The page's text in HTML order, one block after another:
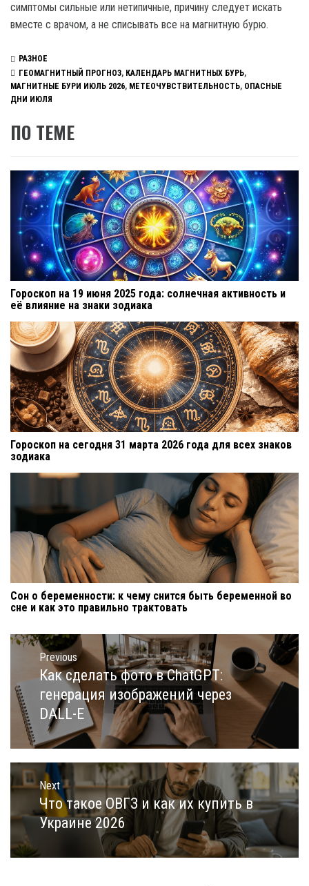
симптомы сильные или нетипичные, причину следует искать
вместе с врачом, а не списывать все на магнитную бурю.
РАЗНОЕ
ГЕОМАГНИТНЫЙ ПРОГНОЗ, КАЛЕНДАРЬ МАГНИТНЫХ БУРЬ,
МАГНИТНЫЕ БУРИ ИЮЛЬ 2026, МЕТЕОЧУВСТВИТЕЛЬНОСТЬ, ОПАСНЫЕ
ДНИ ИЮЛЯ
ПО ТЕМЕ
Гороскоп на 19 июня 2025 года: солнечная активность и
её влияние на знаки зодиака
Гороскоп на сегодня 31 марта 2026 года для всех знаков
зодиака
Сон о беременности: к чему снится быть беременной во
сне и как это правильно трактовать
Навигация
записям
Previous
Previous
post:
Как сделать фото в ChatGPT:
генерация изображений через
DALL-E
Next
Next
post:
Что такое ОВГЗ и как их купить в
Украине 2026